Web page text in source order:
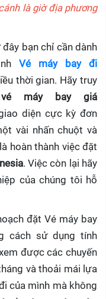
là giờ địa phương
bạn chỉ cần dành
Vé máy bay đi
thời gian. Hãy truy
vé máy bay giá
diện cực kỳ đơn
vài nhấn chuột và
hoàn thành việc đặt
. Việc còn lại hãy
của chúng tôi hỗ
đặt Vé máy bay
cách sử dụng tính
được các chuyến
và thoải mái lựa
của mình mà không